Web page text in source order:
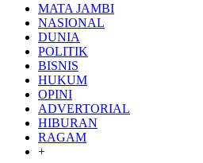
MATA JAMBI
NASIONAL
DUNIA
POLITIK
BISNIS
HUKUM
OPINI
ADVERTORIAL
HIBURAN
RAGAM
+